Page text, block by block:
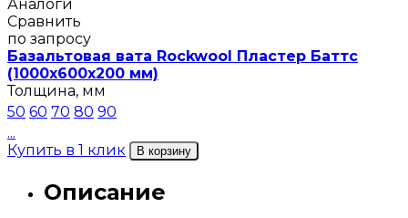
Аналоги
Сравнить
по запросу
Базальтовая вата Rockwool Пластер Баттс
(1000х600х200 мм)
Толщина, мм
50 60 70 80 90
...
Купить в 1 клик
В корзину
Описание